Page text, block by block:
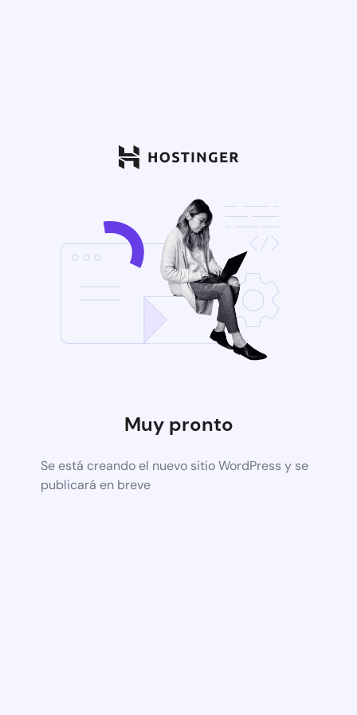
Muy pronto
Se está creando el nuevo sitio WordPress y se
publicará en breve